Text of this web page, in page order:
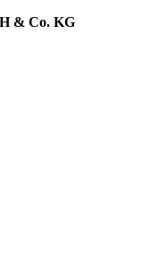
& Co. KG